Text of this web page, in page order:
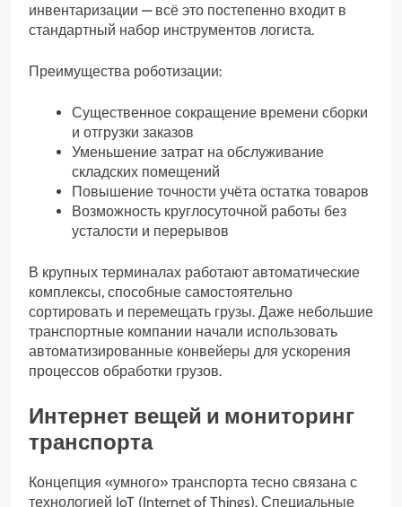
инвентаризации — всё это постепенно входит в
стандартный набор инструментов логиста.
Преимущества роботизации:
Существенное сокращение времени сборки
и отгрузки заказов
Уменьшение затрат на обслуживание
складских помещений
Повышение точности учёта остатка товаров
Возможность круглосуточной работы без
усталости и перерывов
В крупных терминалах работают автоматические
комплексы, способные самостоятельно
сортировать и перемещать грузы. Даже небольшие
транспортные компании начали использовать
автоматизированные конвейеры для ускорения
процессов обработки грузов.
Интернет вещей и мониторинг
транспорта
Концепция «умного» транспорта тесно связана с
технологией IoT (Internet of Things). Специальные